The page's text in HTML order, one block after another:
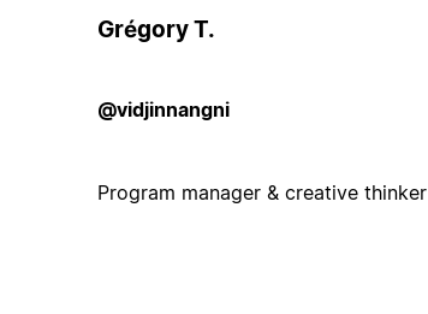
Grégory T.
@vidjinnangni
Program manager & creative thinker